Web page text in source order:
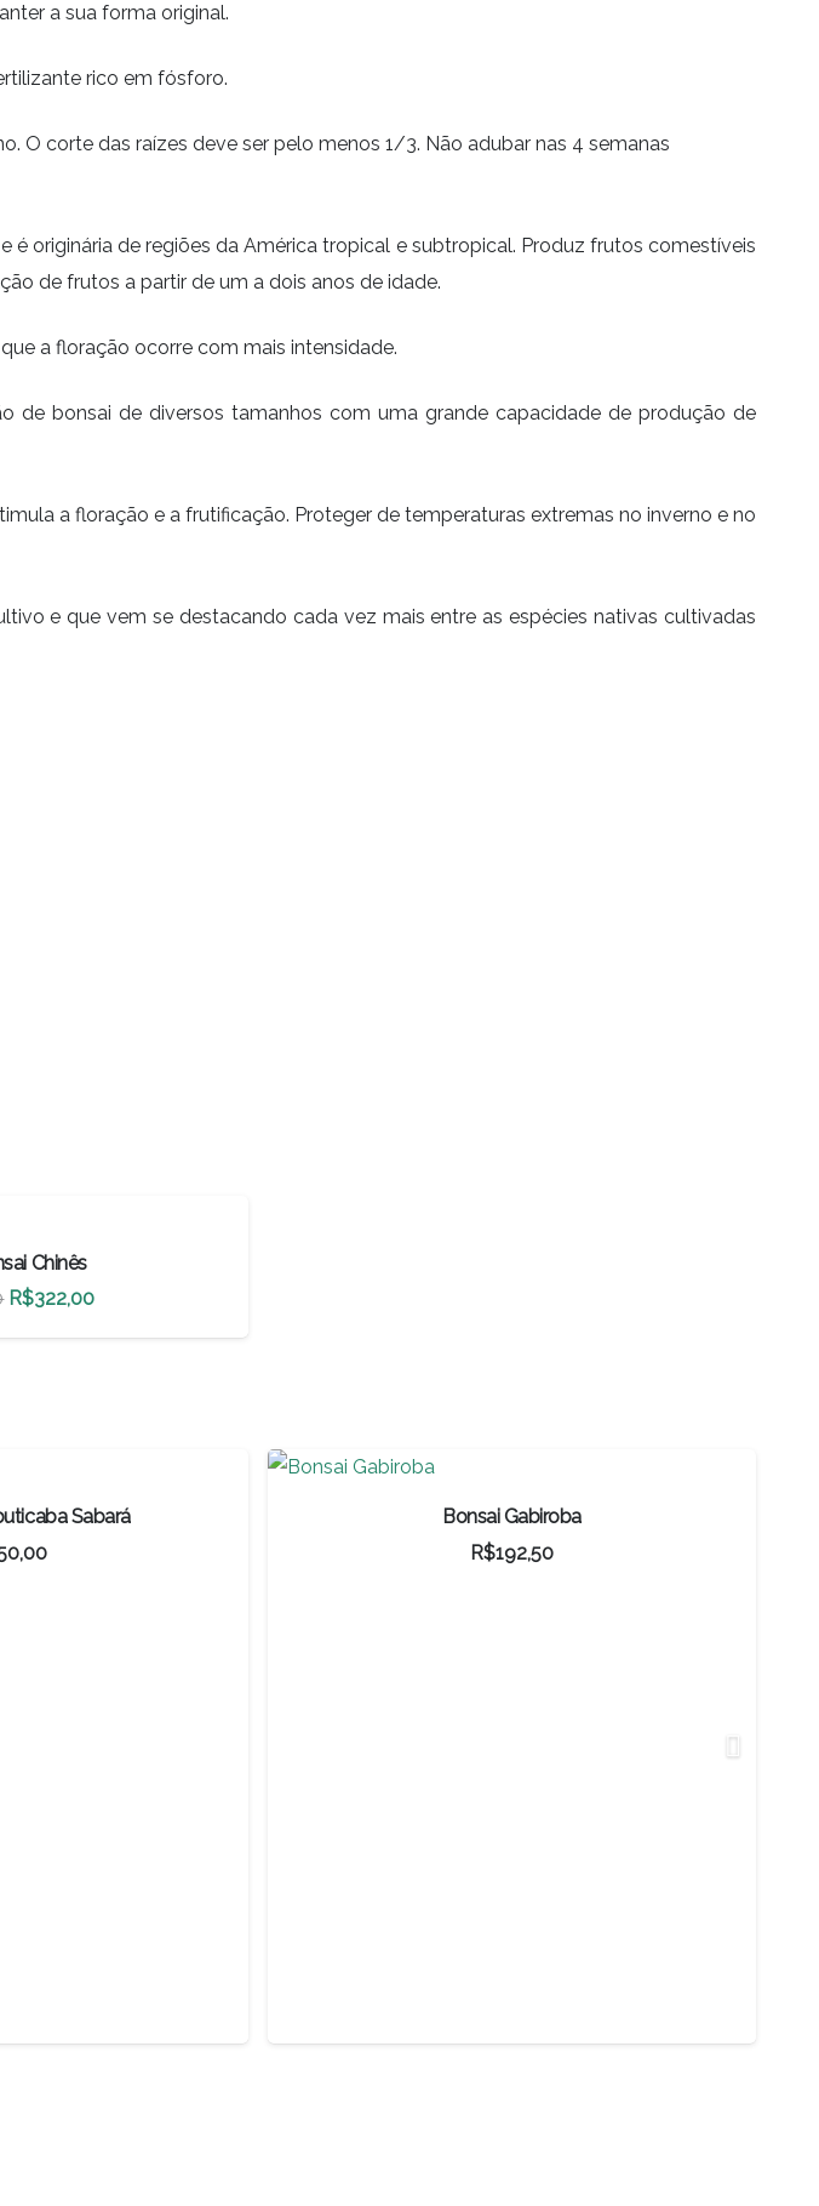
a sua forma original.
rico em fósforo.
O corte das raízes deve ser pelo menos 1/3. Não adubar nas 4 semanas
originária de regiões da América tropical e subtropical. Produz frutos comestíveis
de frutos a partir de um a dois anos de idade.
a floração ocorre com mais intensidade.
de bonsai de diversos tamanhos com uma grande capacidade de produção de
a floração e a frutificação. Proteger de temperaturas extremas no inverno e no
e que vem se destacando cada vez mais entre as espécies nativas cultivadas
Chinês
O
preço
R$322,00O
preço
Sabará
Bonsai Gabiroba
R$192,50